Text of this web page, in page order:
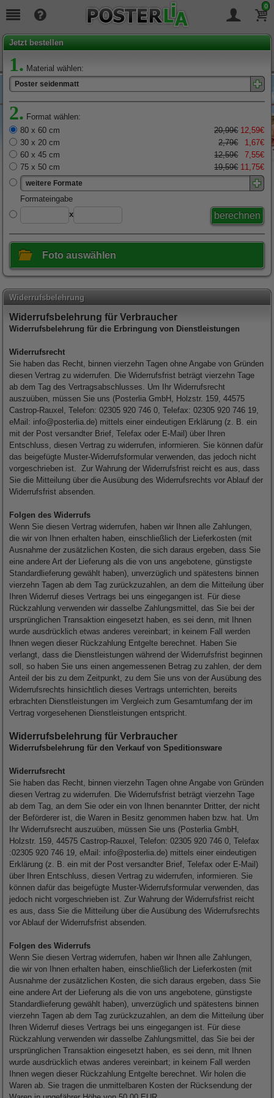
0
Seit19Jahren täglich für Sie da!
Jetzt bestellen
1. Material wählen:
Poster seidenmatt
2. Format wählen:
80 x 60 cm
20,99€ 12,59€
30 x 20 cm
2,79€
1,67€
60 x 45 cm
12,59€
7,55€
75 x 50 cm
19,59€ 11,75€
weitere Formate
x
Foto auswählen
Widerrufsbelehrung
Widerrufsbelehrung für Verbraucher
Widerrufsbelehrung für die Erbringung von Dienstleistungen
Widerrufsrecht
Sie haben das Recht, binnen vierzehn Tagen ohne Angabe von Gründen
diesen Vertrag zu widerrufen. Die Widerrufsfrist beträgt vierzehn Tage
ab dem Tag des Vertragsabschlusses. Um Ihr Widerrufsrecht
auszuüben, müssen Sie uns (Posterlia GmbH, Holzstr. 159, 44575
Castrop-Rauxel, Telefon: 02305 920 746 0, Telefax: 02305 920 746 19,
eMail: info@posterlia.de) mittels einer eindeutigen Erklärung (z. B. ein
mit der Post versandter Brief, Telefax oder E-Mail) über Ihren
Entschluss, diesen Vertrag zu widerrufen, informieren. Sie können dafür
das beigefügte Muster-Widerrufsformular verwenden, das jedoch nicht
vorgeschrieben ist. Zur Wahrung der Widerrufsfrist reicht es aus, dass
Sie die Mitteilung über die Ausübung des Widerrufsrechts vor Ablauf der
Widerrufsfrist absenden.
Folgen des Widerrufs
Wenn Sie diesen Vertrag widerrufen, haben wir Ihnen alle Zahlungen,
die wir von Ihnen erhalten haben, einschließlich der Lieferkosten (mit
Ausnahme der zusätzlichen Kosten, die sich daraus ergeben, dass Sie
eine andere Art der Lieferung als die von uns angebotene, günstigste
Standardlieferung gewählt haben), unverzüglich und spätestens binnen
vierzehn Tagen ab dem Tag zurückzuzahlen, an dem die Mitteilung über
Ihren Widerruf dieses Vertrags bei uns eingegangen ist. Für diese
Rückzahlung verwenden wir dasselbe Zahlungsmittel, das Sie bei der
ursprünglichen Transaktion eingesetzt haben, es sei denn, mit Ihnen
wurde ausdrücklich etwas anderes vereinbart; in keinem Fall werden
Ihnen wegen dieser Rückzahlung Entgelte berechnet. Haben Sie
verlangt, dass die Dienstleistungen während der Widerrufsfrist beginnen
soll, so haben Sie uns einen angemessenen Betrag zu zahlen, der dem
Anteil der bis zu dem Zeitpunkt, zu dem Sie uns von der Ausübung des
Widerrufsrechts hinsichtlich dieses Vertrags unterrichten, bereits
erbrachten Dienstleistungen im Vergleich zum Gesamtumfang der im
Vertrag vorgesehenen Dienstleistungen entspricht.
Widerrufsbelehrung für Verbraucher
Widerrufsbelehrung für den Verkauf von Speditionsware
Widerrufsrecht
Sie haben das Recht, binnen vierzehn Tagen ohne Angabe von Gründen
diesen Vertrag zu widerrufen. Die Widerrufsfrist beträgt vierzehn Tage
ab dem Tag, an dem Sie oder ein von Ihnen benannter Dritter, der nicht
der Beförderer ist, die Waren in Besitz genommen haben bzw. hat. Um
Ihr Widerrufsrecht auszuüben, müssen Sie uns (Posterlia GmbH,
Holzstr. 159, 44575 Castrop-Rauxel, Telefon: 02305 920 746 0, Telefax
:02305 920 746 19, eMail: info@posterlia.de) mittels einer eindeutigen
Erklärung (z. B. ein mit der Post versandter Brief, Telefax oder E-Mail)
über Ihren Entschluss, diesen Vertrag zu widerrufen, informieren. Sie
können dafür das beigefügte Muster-Widerrufsformular verwenden, das
jedoch nicht vorgeschrieben ist. Zur Wahrung der Widerrufsfrist reicht
es aus, dass Sie die Mitteilung über die Ausübung des Widerrufsrechts
vor Ablauf der Widerrufsfrist absenden.
Folgen des Widerrufs
Wenn Sie diesen Vertrag widerrufen, haben wir Ihnen alle Zahlungen,
die wir von Ihnen erhalten haben, einschließlich der Lieferkosten (mit
Ausnahme der zusätzlichen Kosten, die sich daraus ergeben, dass Sie
eine andere Art der Lieferung als die von uns angebotene, günstigste
Standardlieferung gewählt haben), unverzüglich und spätestens binnen
vierzehn Tagen ab dem Tag zurückzuzahlen, an dem die Mitteilung über
Ihren Widerruf dieses Vertrags bei uns eingegangen ist. Für diese
Rückzahlung verwenden wir dasselbe Zahlungsmittel, das Sie bei der
ursprünglichen Transaktion eingesetzt haben, es sei denn, mit Ihnen
wurde ausdrücklich etwas anderes vereinbart; in keinem Fall werden
Ihnen wegen dieser Rückzahlung Entgelte berechnet. Wir holen die
Waren ab. Sie tragen die unmittelbaren Kosten der Rücksendung der